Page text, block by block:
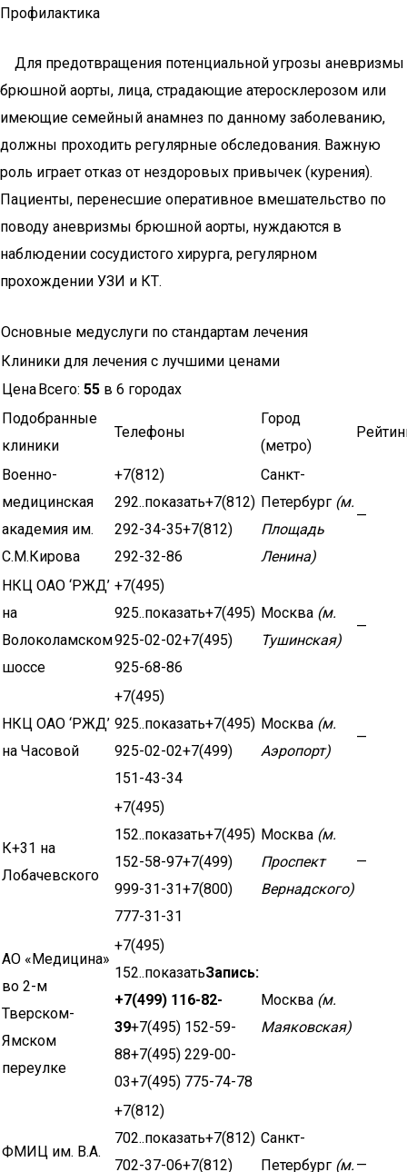
Профилактика
Для предотвращения потенциальной угрозы аневризмы
брюшной аорты, лица, страдающие атеросклерозом или
имеющие семейный анамнез по данному заболеванию,
должны проходить регулярные обследования. Важную
роль играет отказ от нездоровых привычек (курения).
Пациенты, перенесшие оперативное вмешательство по
поводу аневризмы брюшной аорты, нуждаются в
наблюдении сосудистого хирурга, регулярном
прохождении УЗИ и КТ.
Основные медуслуги по стандартам лечения
Клиники для лечения с лучшими ценами
ЦенаВсего: 55 в 6 городах
Подобранные
клиники
Телефоны
Город
(метро)
Военно-
медицинская
академия им.
С.М.Кирова
+7(812)
292..показать+7(812)
292-34-35+7(812)
292-32-86
Санкт-
Петербург (м.
Площадь
Ленина)
—
НКЦ ОАО ‘РЖД’
на
Волоколамском
шоссе
+7(495)
925..показать+7(495)
925-02-02+7(495)
925-68-86
Москва (м.
Тушинская)
—
НКЦ ОАО ‘РЖД’
на Часовой
+7(495)
925..показать+7(495)
925-02-02+7(499)
151-43-34
Москва (м.
Аэропорт)
—
К+31 на
Лобачевского
+7(495)
152..показать+7(495)
152-58-97+7(499)
999-31-31+7(800)
777-31-31
Москва (м.
Проспект
Вернадского)
—
АО «Медицина»
во 2-м
Тверском-
Ямском
переулке
+7(495)
152..показатьЗапись:
+7(499) 116-82-
39+7(495) 152-59-
88+7(495) 229-00-
03+7(495) 775-74-78
Москва (м.
Маяковская)
ФМИЦ им. В.А.
+7(812)
702..показать+7(812)
702-37-06+7(812)
Санкт-
Петербург (м. —